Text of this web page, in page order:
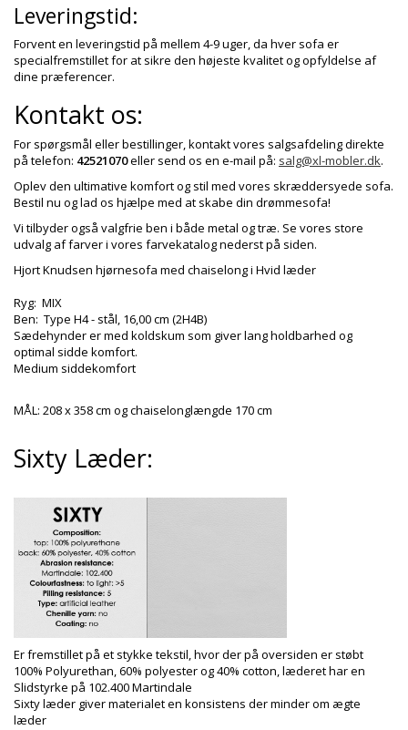
Leveringstid:
Forvent en leveringstid på mellem 4-9 uger, da hver sofa er
specialfremstillet for at sikre den højeste kvalitet og opfyldelse af
dine præferencer.
Kontakt os:
For spørgsmål eller bestillinger, kontakt vores salgsafdeling direkte
på telefon: 42521070eller send os en e-mail på: salg@xl-mobler.dk.
Oplev den ultimative komfort og stil med vores skræddersyede sofa.
Bestil nu og lad os hjælpe med at skabe din drømmesofa!
Vi tilbyder også valgfrie ben i både metal og træ. Se vores store
udvalg af farver i vores farvekatalog nederst på siden.
Hjort Knudsen hjørnesofa med chaiselong i Hvid læder
Ryg: MIX
Ben: Type H4 - stål, 16,00 cm (2H4B)
Sædehynder er med koldskum som giver lang holdbarhed og
optimal sidde komfort.
Medium siddekomfort
MÅL: 208x358cm og chaiselonglængde 170 cm
Sixty Læder:
Er fremstillet på et stykke tekstil, hvor der på oversiden er støbt
100% Polyurethan, 60% polyester og 40% cotton, læderet har en
Slidstyrke på 102.400 Martindale
Sixty læder giver materialet en konsistens der minder om ægte
læder